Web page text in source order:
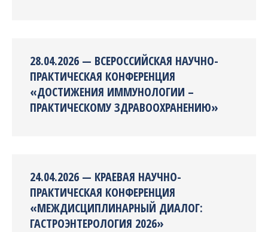
28.04.2026 — ВСЕРОССИЙСКАЯ НАУЧНО-
ПРАКТИЧЕСКАЯ КОНФЕРЕНЦИЯ
«ДОСТИЖЕНИЯ ИММУНОЛОГИИ –
ПРАКТИЧЕСКОМУ ЗДРАВООХРАНЕНИЮ»
24.04.2026 — КРАЕВАЯ НАУЧНО-
ПРАКТИЧЕСКАЯ КОНФЕРЕНЦИЯ
«МЕЖДИСЦИПЛИНАРНЫЙ ДИАЛОГ:
ГАСТРОЭНТЕРОЛОГИЯ 2026»